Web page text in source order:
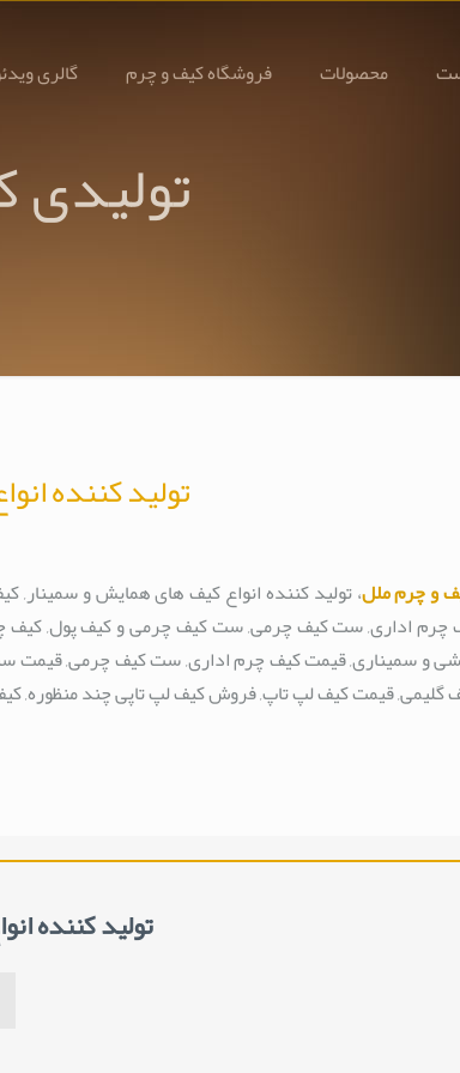
محصولات فروشگاه کیف و چرم گالری
تولید کننده
و چرم ملل، تولید کننده انواع کیف های همایش و
اداری, ست کیف چرمی, ست کیف چرمی و کیف پول, کیف
و سمیناری, قیمت کیف چرم اداری, ست کیف چرمی,
قیمت کیف لپ تاپ, فروش کیف لپ تاپی چند منظوره,
تولید کننده